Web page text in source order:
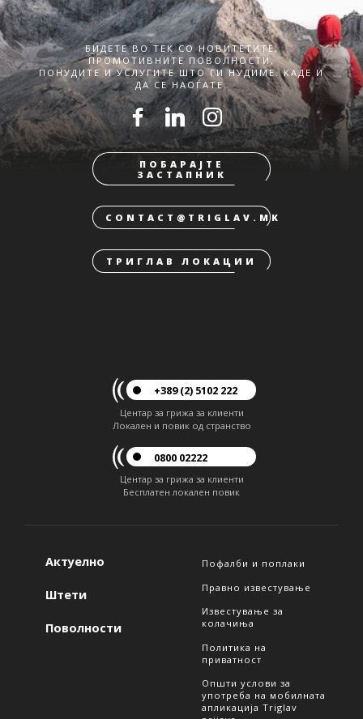
БИДЕТЕ ВО ТЕК СО НОВИТЕТИТЕ,
ПРОМОТИВНИТЕ ПОВОЛНОСТИ,
ПОНУДИТЕ И УСЛУГИТЕ ШТО ГИ НУДИМЕ. КАДЕ И
ДА СЕ НАОЃАТЕ.
ПОБАРАЈТЕ
ЗАСТАПНИК
CONTACT@TRIGLAV.MK
ТРИГЛАВ ЛОКАЦИИ
+389 (2) 5102 222
Центар за грижа за клиенти
Локален и повик од странство
0800 02222
Центар за грижа за клиенти
Бесплатен локален повик
Актуелно
Штети
Поволности
Пофалби и поплаки
Правно известување
Известување за
колачиња
Политика на
приватност
Општи услови за
употреба на мобилната
апликација Triglav